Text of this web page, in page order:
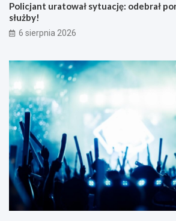
Policjant uratował sytuację: odebrał
służby!
6 sierpnia 2026